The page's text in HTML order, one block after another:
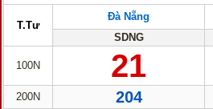
T.Tư
100N
200N
Đà Nẵng
SDNG
21
204